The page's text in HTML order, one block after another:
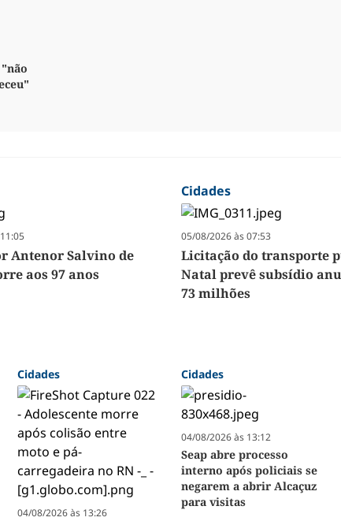
Antenor Salvino de
aos 97 anos
Cidades
05/08/2026 às 07:53
Licitação do transporte
Natal prevê subsídio
73 milhões
Cidades
04/08/2026 às 13:26
Cidades
04/08/2026 às 13:12
Seap abre processo
interno após policiais se
negarem a abrir Alcaçuz
para visitas